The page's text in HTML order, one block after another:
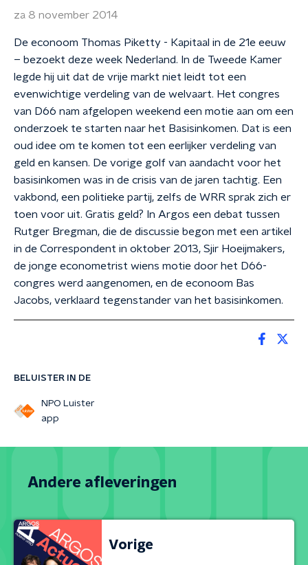
BELUISTER IN DE
NPO Luister
app
za 8 november 2014
De econoom Thomas Piketty - Kapitaal in de 21e eeuw
– bezoekt deze week Nederland. In de Tweede Kamer
legde hij uit dat de vrije markt niet leidt tot een
evenwichtige verdeling van de welvaart. Het congres
van D66 nam afgelopen weekend een motie aan om een
onderzoek te starten naar het Basisinkomen. Dat is een
oud idee om te komen tot een eerlijker verdeling van
geld en kansen. De vorige golf van aandacht voor het
basisinkomen was in de crisis van de jaren tachtig. Een
vakbond, een politieke partij, zelfs de WRR sprak zich er
toen voor uit. Gratis geld? In Argos een debat tussen
Rutger Bregman, die de discussie begon met een artikel
in de Correspondent in oktober 2013, Sjir Hoeijmakers,
de jonge econometrist wiens motie door het D66-
congres werd aangenomen, en de econoom Bas
Jacobs, verklaard tegenstander van het basisinkomen.
Andere afleveringen
Vorige